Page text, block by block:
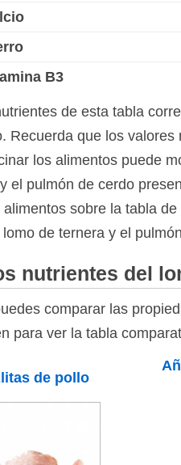
B3
de esta tabla
Recuerda que los
los alimentos puede
el pulmón de cerdo
sobre la tabla
de ternera y el
nutrientes del
comparar las
para ver la tabla
de pollo